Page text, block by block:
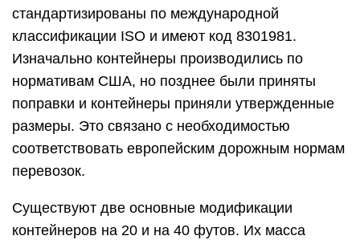
стандартизированы по международной
классификации ISO и имеют код 8301981.
Изначально контейнеры производились по
нормативам США, но позднее были приняты
поправки и контейнеры приняли утвержденные
размеры. Это связано с необходимостью
соответствовать европейским дорожным нормам
перевозок.
Существуют две основные модификации
контейнеров на 20 и на 40 футов. Их масса